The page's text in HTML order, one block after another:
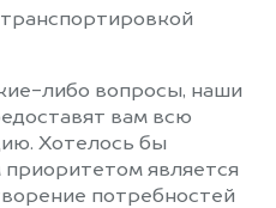
либо вопросы, наши
вам всю
Хотелось бы
является
потребностей